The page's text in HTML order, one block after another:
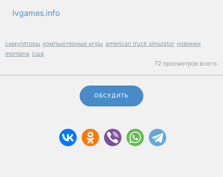
lvgames.info
симуляторы компьютерные игры american truck simulator новинки
montana сша
72 просмотров всего.
ОБСУДИТЬ